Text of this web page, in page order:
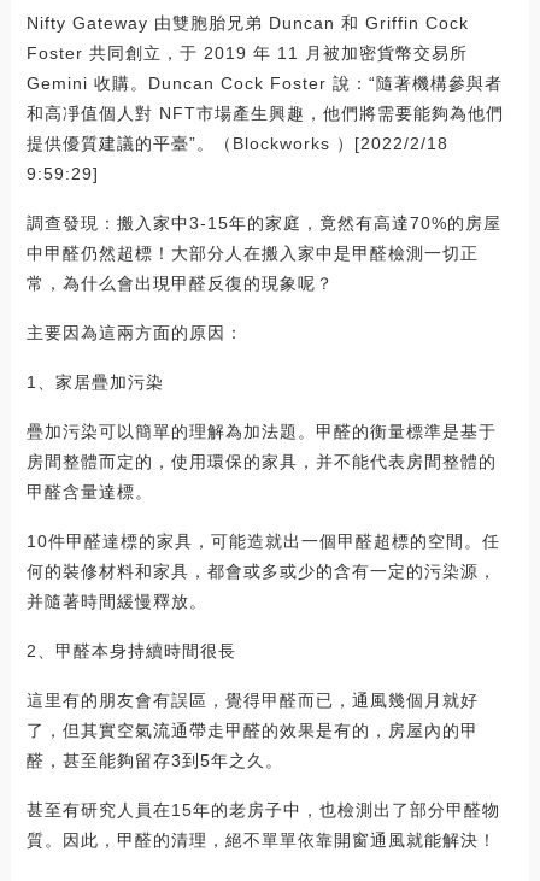
Nifty Gateway 由雙胞胎兄弟 Duncan 和 Griffin Cock
Foster 共同創立，于 2019 年 11 月被加密貨幣交易所
Gemini 收購。Duncan Cock Foster 說：“隨著機構參與者
和高凈值個人對 NFT市場產生興趣，他們將需要能夠為他們
提供優質建議的平臺”。（Blockworks ）[2022/2/18
9:59:29]
調查發現：搬入家中3-15年的家庭，竟然有高達70%的房屋
中甲醛仍然超標！大部分人在搬入家中是甲醛檢測一切正
常，為什么會出現甲醛反復的現象呢？
主要因為這兩方面的原因：
1、家居疊加污染
疊加污染可以簡單的理解為加法題。甲醛的衡量標準是基于
房間整體而定的，使用環保的家具，并不能代表房間整體的
甲醛含量達標。
10件甲醛達標的家具，可能造就出一個甲醛超標的空間。任
何的裝修材料和家具，都會或多或少的含有一定的污染源，
并隨著時間緩慢釋放。
2、甲醛本身持續時間很長
這里有的朋友會有誤區，覺得甲醛而已，通風幾個月就好
了，但其實空氣流通帶走甲醛的效果是有的，房屋內的甲
醛，甚至能夠留存3到5年之久。
甚至有研究人員在15年的老房子中，也檢測出了部分甲醛物
質。因此，甲醛的清理，絕不單單依靠開窗通風就能解決！